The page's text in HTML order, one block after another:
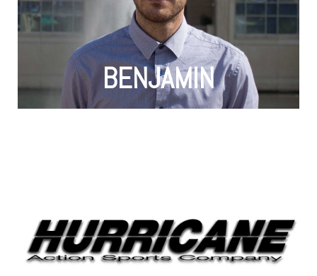
BENJAMIN
"L’alternance me permet de conjuguer les théories
apprises en cours et la pratique. L’alternance me
semble être la meilleure option afin de mettre un
pied dans la vie professionnelle tout en validant un
diplôme Bac+5. De plus pour un étudiant,
rassemblement sportif derrière le Tour de France et
le Vendée Globe. Hurricane est également une
agence de communication, des créateurs de
modules de skateparks et plusieurs écoles en